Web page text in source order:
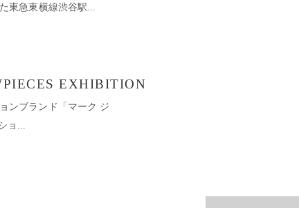
東急東横線渋谷駅...
EXHIBITION
ンブランド「マーク ジ
ョ...